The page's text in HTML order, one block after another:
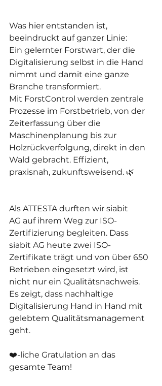
Was hier entstanden ist,
beeindruckt auf ganzer Linie:
Ein gelernter Forstwart, der die
Digitalisierung selbst in die Hand
nimmt und damit eine ganze
Branche transformiert.
Mit ForstControl werden zentrale
Prozesse im Forstbetrieb, von der
Zeiterfassung über die
Maschinenplanung bis zur
Holzrückverfolgung, direkt in den
Wald gebracht. Effizient,
praxisnah, zukunftsweisend. 🌿
Als ATTESTA durften wir siabit
AG auf ihrem Weg zur ISO-
Zertifizierung begleiten. Dass
siabit AG heute zwei ISO-
Zertifikate trägt und von über 650
Betrieben eingesetzt wird, ist
nicht nur ein Qualitätsnachweis.
Es zeigt, dass nachhaltige
Digitalisierung Hand in Hand mit
gelebtem Qualitätsmanagement
geht.
❤️-liche Gratulation an das
gesamte Team!